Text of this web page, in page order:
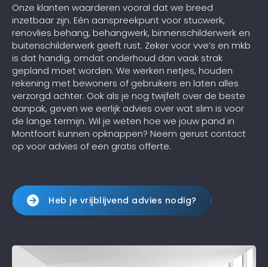
Onze klanten waarderen vooral dat we breed
inzetbaar zijn. Eén aanspreekpunt voor stucwerk,
renovlies behang, behangwerk, binnenschilderwerk en
buitenschilderwerk geeft rust. Zeker voor vve’s en mkb
is dat handig, omdat onderhoud dan vaak strak
gepland moet worden. We werken netjes, houden
rekening met bewoners of gebruikers en laten alles
verzorgd achter. Ook als je nog twijfelt over de beste
aanpak, geven we eerlijk advies over wat slim is voor
de lange termijn. Wil je weten hoe we jouw pand in
Montfoort kunnen opknappen? Neem gerust contact
op voor advies of een gratis offerte.
Heb je vrijblijvend advies nodig?